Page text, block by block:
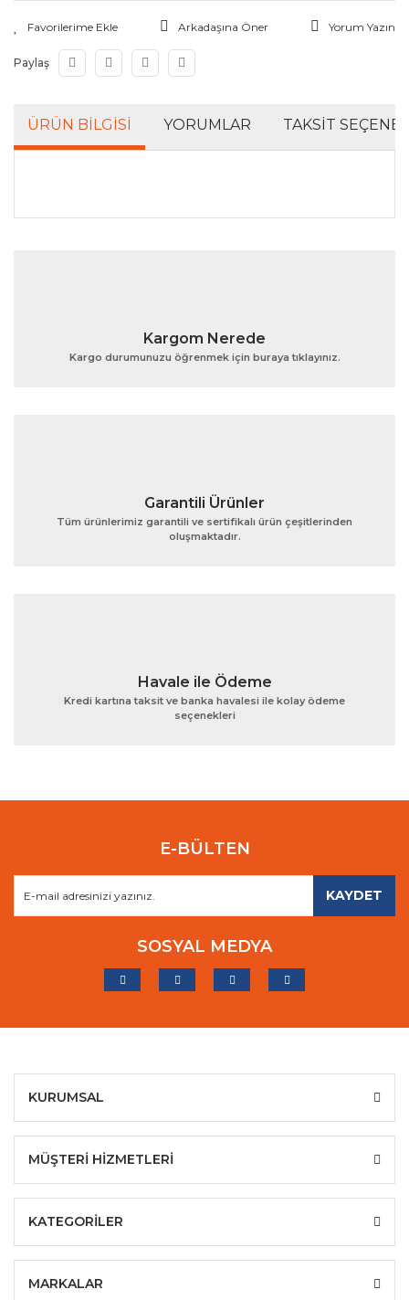
Arkadaşına Öner Yorum Yazın
Paylaş
ÜRÜN BILGISI YORUMLAR TAKSIT
Bu ürünün fiyat bilgisi, resim, ürün açıklamalarında ve
Ürün açıklamasında eksik bilgiler bulunuyor.
Gönder
Kargom Nerede
Kargo durumunuzu öğrenmek için buraya tıklayınız.
Garantili Ürünler
Tüm ürünlerimiz garantili ve sertifikalı ürün çeşitlerinden
oluşmaktadır.
Havale ile Ödeme
Kredi kartına taksit ve banka havalesi ile kolay ödeme
seçenekleri
E-BÜLTEN
KAYDET
SOSYAL MEDYA
KURUMSAL
MÜŞTERİ HİZMETLERİ
KATEGORİLER
MARKALAR